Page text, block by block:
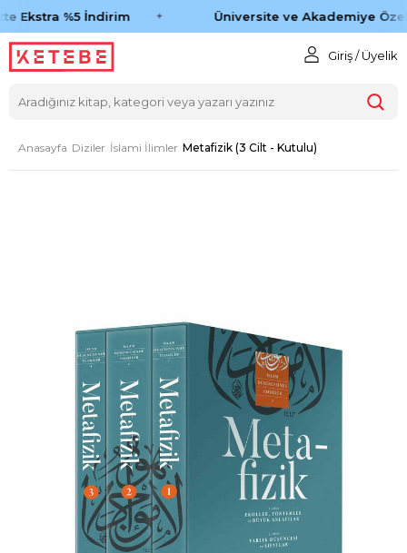
Ekstra %5 İndirim Üniversite ve Akademiye Özel
Giriş / Üyelik
Anasayfa Diziler İslami İlimler Metafizik (3 Cilt - Kutulu)